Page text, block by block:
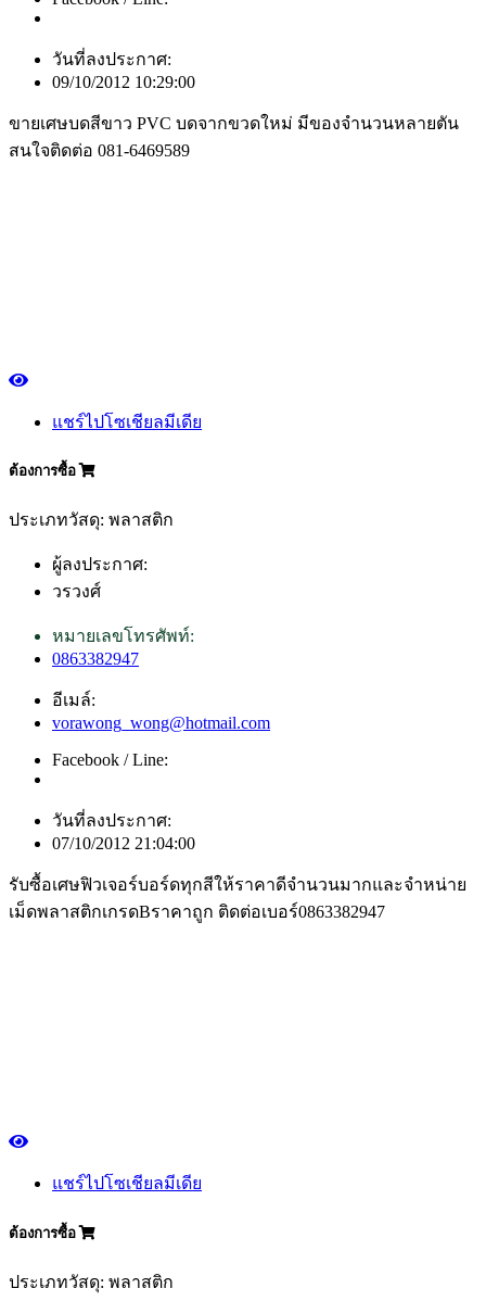
วันที่ลงประกาศ:
09/10/2012 10:29:00
ขายเศษบดสีขาว PVC บดจากขวดใหม่ มีของจำนวนหลายตัน
สนใจติดต่อ 081-6469589
แชร์ไปโซเชียลมีเดีย
ต้องการซื้อ
ประเภทวัสดุ: พลาสติก
ผู้ลงประกาศ:
วรวงศ์
หมายเลขโทรศัพท์:
0863382947
อีเมล์:
vorawong_wong@hotmail.com
Facebook / Line:
วันที่ลงประกาศ:
07/10/2012 21:04:00
รับซื้อเศษฟิวเจอร์บอร์ดทุกสีให้ราคาดีจำนวนมากและจำหน่าย
เม็ดพลาสติกเกรดBราคาถูก ติดต่อเบอร์0863382947
แชร์ไปโซเชียลมีเดีย
ต้องการซื้อ
ประเภทวัสดุ: พลาสติก